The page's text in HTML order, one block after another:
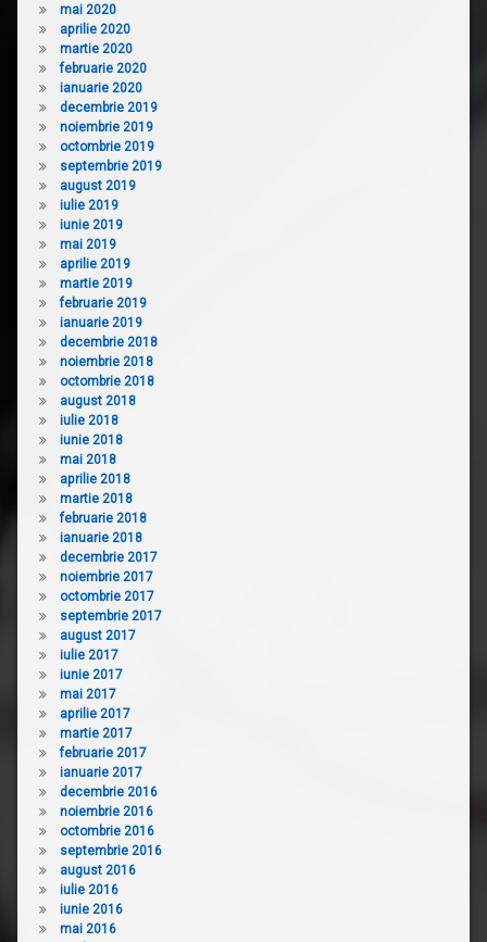
mai 2020
aprilie 2020
martie 2020
februarie 2020
ianuarie 2020
decembrie 2019
noiembrie 2019
octombrie 2019
septembrie 2019
august 2019
iulie 2019
iunie 2019
mai 2019
aprilie 2019
martie 2019
februarie 2019
ianuarie 2019
decembrie 2018
noiembrie 2018
octombrie 2018
august 2018
iulie 2018
iunie 2018
mai 2018
aprilie 2018
martie 2018
februarie 2018
ianuarie 2018
decembrie 2017
noiembrie 2017
octombrie 2017
septembrie 2017
august 2017
iulie 2017
iunie 2017
mai 2017
aprilie 2017
martie 2017
februarie 2017
ianuarie 2017
decembrie 2016
noiembrie 2016
octombrie 2016
septembrie 2016
august 2016
iulie 2016
iunie 2016
mai 2016